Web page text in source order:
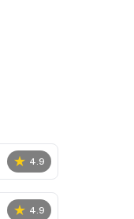
★ 4.9
★ 4.9